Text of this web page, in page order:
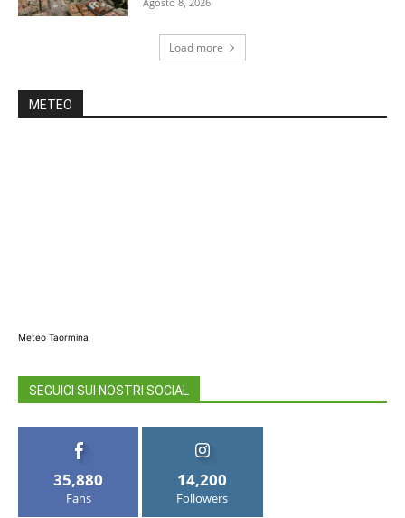
Load more
METEO
Meteo Taormina
SEGUICI SUI NOSTRI SOCIAL
35,880
Fans
14,200
Followers